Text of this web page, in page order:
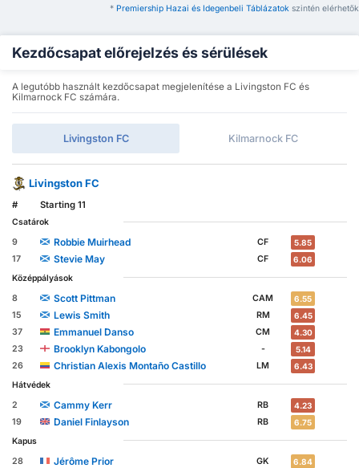
* Premiership Hazai és Idegenbeli Táblázatok szintén elérhetők
Kezdőcsapat előrejelzés és sérülések
A legutóbb használt kezdőcsapat megjelenítése a Livingston FC és
Kilmarnock FC számára.
Livingston FC Kilmarnock FC
Livingston FC
# Starting 11
Csatárok
9
Robbie Muirhead CF 5.85
17 Stevie May CF 6.06
Középpályások
8
Scott Pittman CAM 6.55
15 Lewis Smith RM 6.45
37 Emmanuel Danso CM 4.30
23 Brooklyn Kabongolo - 5.14
26 Christian Alexis Montaño Castillo LM 6.43
Hátvédek
2
Cammy Kerr RB 4.23
19 Daniel Finlayson RB 6.75
Kapus
28
Jérôme Prior GK 6.84